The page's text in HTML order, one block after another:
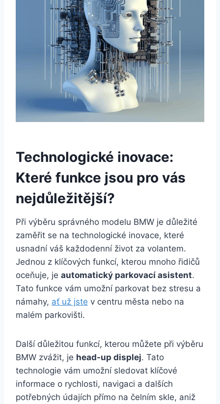
Technologické inovace:
Které funkce jsou pro vás
nejdůležitější?
Při výběru správného modelu BMW je důležité
zaměřit se na technologické inovace, které
usnadní váš každodenní život za volantem.
Jednou z klíčových funkcí, kterou mnoho řidičů
oceňuje, je automatický parkovací asistent.
Tato funkce vám umožní parkovat bez stresu a
námahy, ať už jste v centru města nebo na
malém parkovišti.
Další důležitou funkcí, kterou můžete při výběru
BMW zvážit, je head-up displej. Tato
technologie vám umožní sledovat klíčové
informace o rychlosti, navigaci a dalších
potřebných údajích přímo na čelním skle, aniž